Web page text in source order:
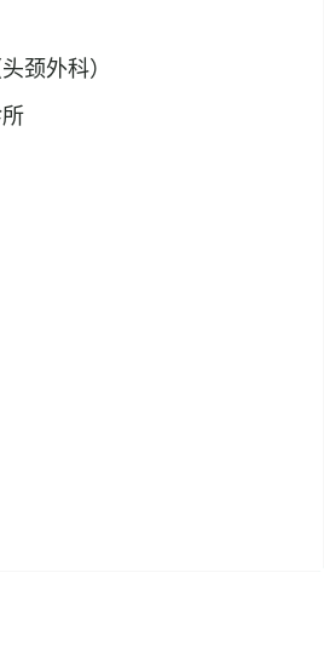
颈外科）